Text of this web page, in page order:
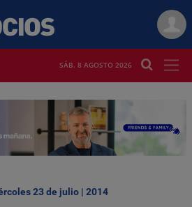
SÁB. 8 AGOSTO 2026
23 de julio | 2014